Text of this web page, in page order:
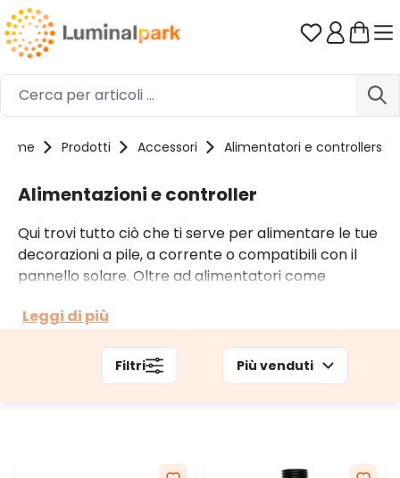
Passa al contenuto principale Hai 0
Prodotti Accessori Alimentatori e controllers
Alimentazioni e controller
Qui trovi tutto ciò che ti serve per alimentare le tue
decorazioni a pile, a corrente o compatibili con il
pannello solare. Oltre ad alimentatori come
ricorrere anche a controller e telecomandi per
pensato per una serie specifica di prodotti. Per
approfondire vai al nostro
articolo di blog.
Leggi di più
Filtri Più venduti